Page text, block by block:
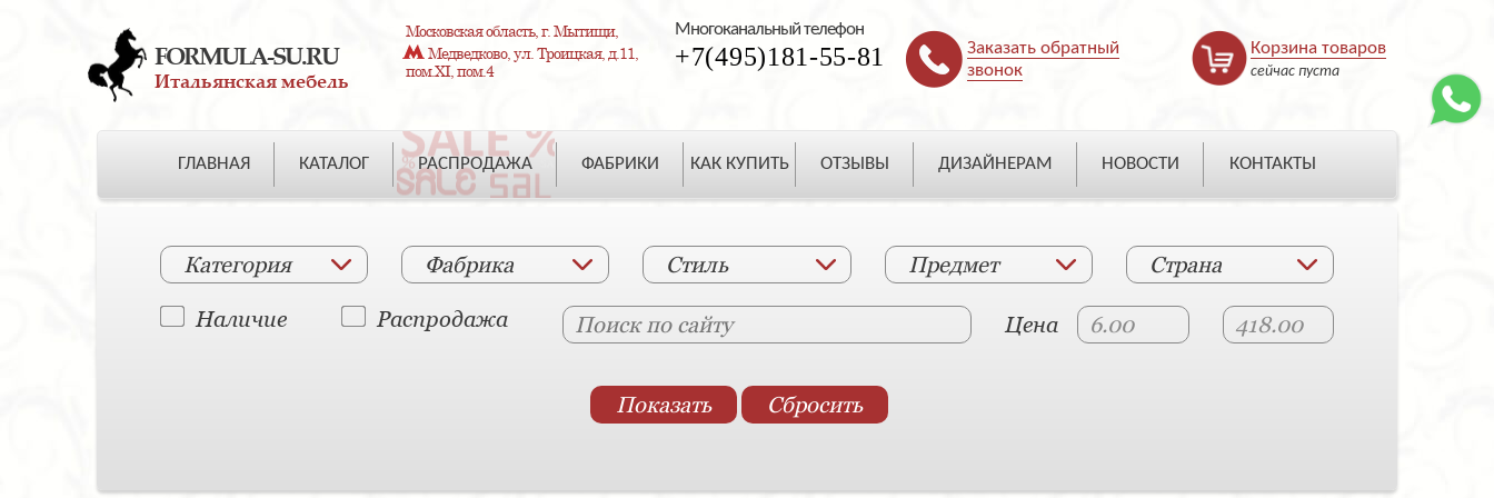
FORMULA-SU.RU
Итальянская мебель
Московская область, г. Мытищи,
Медведково, ул. Троицкая, д.11,
пом.XI, пом.4
Многоканальный телефон
+7(495)181-55-81
Заказать обратный
звонок
Корзина товаров
сейчас пуста
ГЛАВНАЯ КАТАЛОГ РАСПРОДАЖА ФАБРИКИ КАК КУПИТЬ ОТЗЫВЫ ДИЗАЙНЕРАМ НОВОСТИ КОНТАКТЫ
Категория Фабрика Стиль Предмет Страна
Наличие Распродажа Цена